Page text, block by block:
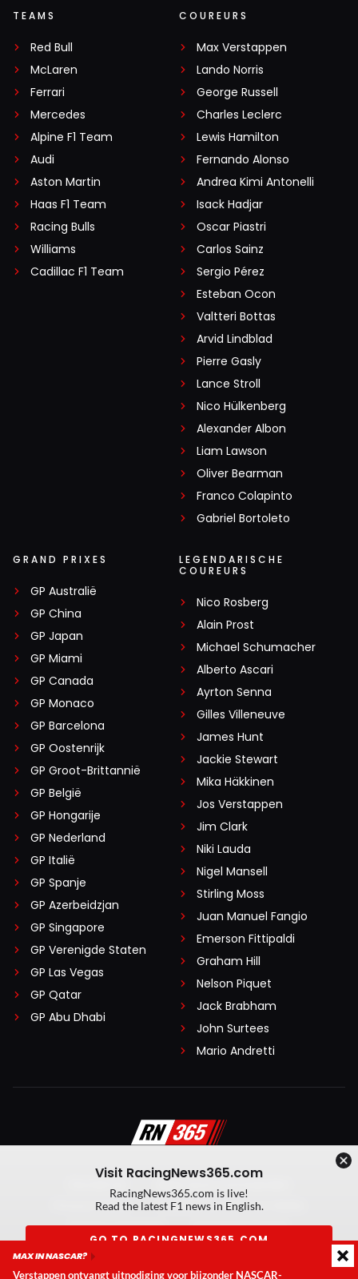
TEAMS
Red Bull
McLaren
Ferrari
Mercedes
Alpine F1 Team
Audi
Aston Martin
Haas F1 Team
Racing Bulls
Williams
Cadillac F1 Team
COUREURS
Max Verstappen
Lando Norris
George Russell
Charles Leclerc
Lewis Hamilton
Fernando Alonso
Andrea Kimi Antonelli
Isack Hadjar
Oscar Piastri
Carlos Sainz
Sergio Pérez
Esteban Ocon
Valtteri Bottas
Arvid Lindblad
Pierre Gasly
Lance Stroll
Nico Hülkenberg
Alexander Albon
Liam Lawson
Oliver Bearman
Franco Colapinto
Gabriel Bortoleto
GRAND PRIXES
GP Australië
GP China
GP Japan
GP Miami
GP Canada
GP Monaco
GP Barcelona
GP Oostenrijk
GP Groot-Brittannië
GP België
GP Hongarije
GP Nederland
GP Italië
GP Spanje
GP Azerbeidzjan
GP Singapore
GP Verenigde Staten
GP Las Vegas
GP Qatar
GP Abu Dhabi
LEGENDARISCHE
COUREURS
Nico Rosberg
Alain Prost
Michael Schumacher
Alberto Ascari
Ayrton Senna
Gilles Villeneuve
James Hunt
Jackie Stewart
Mika Häkkinen
Jos Verstappen
Jim Clark
Niki Lauda
Nigel Mansell
Stirling Moss
Juan Manuel Fangio
Emerson Fittipaldi
Graham Hill
Nelson Piquet
Jack Brabham
John Surtees
Mario Andretti
Algemene voorwaarden
Privacy Policy
Created by On Your Marks
Privacy manager
Kansspeluitingen
© 2026 RacingNews365. Alle rechten voorbehouden
Visit RacingNews365.com
RacingNews365.com is live!
Read the latest F1 news in English.
GO TO RACINGNEWS365.COM
Don't show again
MAX IN NASCAR?
Verstappen ontvangt uitnodiging voor bijzonder NASCAR-